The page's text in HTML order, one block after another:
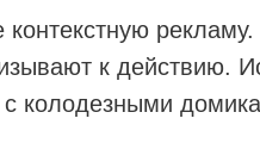
контекстную
к действию.
колодезными